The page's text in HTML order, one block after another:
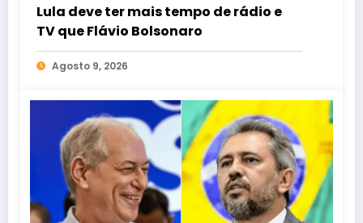
Lula deve ter mais tempo de rádio e
TV que Flávio Bolsonaro
Agosto 9, 2026